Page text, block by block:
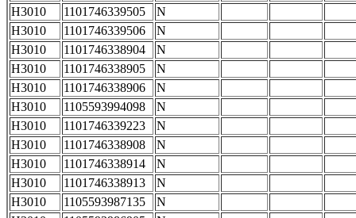
H3010
1101746339505
N
H3010
1101746339506
N
H3010
1101746338904
N
H3010
1101746338905
N
H3010
1101746338906
N
H3010
1105593994098
N
H3010
1101746339223
N
H3010
1101746338908
N
H3010
1101746338914
N
H3010
1101746338913
N
H3010
1105593987135
N